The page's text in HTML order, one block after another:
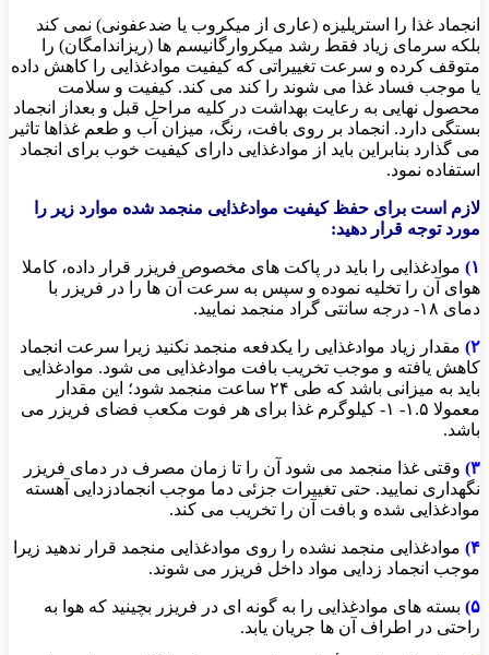
انجماد غذا را استریلیزه (عاری از میکروب یا ضدعفونی) نمی کند
بلکه سرمای زیاد فقط رشد میکروارگانیسم ها (ریزاندامگان) را
متوقف کرده و سرعت تغییراتی که کیفیت موادغذایی را کاهش داده
یا موجب فساد غذا می شوند را کند می کند. کیفیت و سلامت
محصول نهایی به رعایت بهداشت در کلیه مراحل قبل و بعداز انجماد
بستگی دارد. انجماد بر روی بافت، رنگ، میزان آب و طعم غذاها تاثیر
می گذارد بنابراین باید از موادغذایی دارای کیفیت خوب برای انجماد
استفاده نمود.
لازم است برای حفظ کیفیت موادغذایی منجمد شده موارد زیر را
مورد توجه قرار دهید:
۱)
موادغذایی را باید در پاکت های مخصوص فریزر قرار داده، کاملا
هوای آن را تخلیه نموده و سپس به سرعت آن ها را در فریزر با
دمای ۱۸- درجه سانتی گراد منجمد نمایید.
۲) مقدار زیاد موادغذایی را یکدفعه منجمد نکنید زیرا سرعت انجماد
کاهش یافته و موجب تخریب بافت موادغذایی می شود. موادغذایی
باید به میزانی باشد که طی ۲۴ ساعت منجمد شود؛ این مقدار
معمولا ۱.۵- ۱- کیلوگرم غذا برای هر فوت مکعب فضای فریزر می
باشد.
۳) وقتی غذا منجمد می شود آن را تا زمان مصرف در دمای فریزر
نگهداری نمایید. حتی تغییرات جزئی دما موجب انجمادزدایی آهسته
موادغذایی شده و بافت آن را تخریب می کند.
۴) موادغذایی منجمد نشده را روی موادغذایی منجمد قرار ندهید زیرا
موجب انجماد زدایی مواد داخل فریزر می شوند.
۵) بسته های موادغذایی را به گونه ای در فریزر بچینید که هوا به
راحتی در اطراف آن ها جریان یابد.